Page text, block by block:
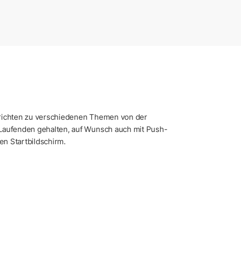
zu verschiedenen Themen von der
gehalten, auf Wunsch auch mit Push-
Startbildschirm.